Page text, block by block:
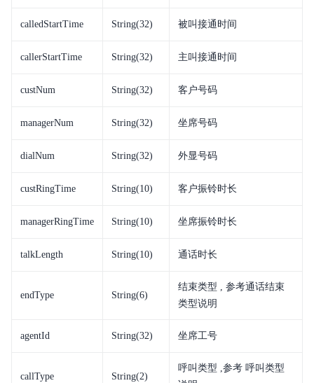
calledStartTime String(32) 被叫接通时间
callerStartTime String(32) 主叫接通时间
custNum String(32) 客户号码
managerNum String(32) 坐席号码
dialNum String(32) 外显号码
custRingTime String(10) 客户振铃时长
managerRingTime String(10) 坐席振铃时长
talkLength String(10) 通话时长
endType String(6)
结束类型 , 参考通话结束
类型说明
agentId String(32) 坐席工号
callType String(2)
呼叫类型 ,参考 呼叫类型